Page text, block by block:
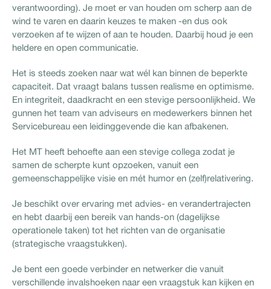
verantwoording). Je moet er van houden om scherp aan de
wind te varen en daarin keuzes te maken -en dus ook
verzoeken af te wijzen of aan te houden. Daarbij houd je een
heldere en open communicatie.
Het is steeds zoeken naar wat wél kan binnen de beperkte
capaciteit. Dat vraagt balans tussen realisme en optimisme.
En integriteit, daadkracht en een stevige persoonlijkheid. We
gunnen het team van adviseurs en medewerkers binnen het
Servicebureau een leidinggevende die kan afbakenen.
Het MT heeft behoefte aan een stevige collega zodat je
samen de scherpte kunt opzoeken, vanuit een
gemeenschappelijke visie en mét humor en (zelf)relativering.
Je beschikt over ervaring met advies- en verandertrajecten
en hebt daarbij een bereik van hands-on (dagelijkse
operationele taken) tot het richten van de organisatie
(strategische vraagstukken).
Je bent een goede verbinder en netwerker die vanuit
verschillende invalshoeken naar een vraagstuk kan kijken en